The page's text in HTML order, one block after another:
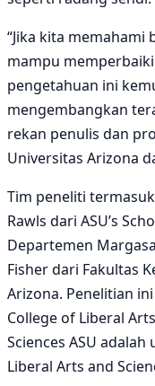
“Jika kita memahami
mampu
pengetahuan ini
mengembangkan
rekan penulis dan
Universitas Arizona
Tim peneliti
Rawls dari ASU’s
Departemen
Fisher dari Fakultas
Arizona. Penelitian
College of Liberal
Sciences ASU
Liberal Arts and